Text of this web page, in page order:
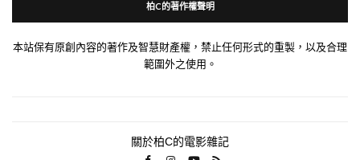
柏C的著作權聲明
本站保有原創內容的著作及智慧財產權，禁止任何形式的重製，以及合理
範圍外之使用。
關於柏C的電影雜記